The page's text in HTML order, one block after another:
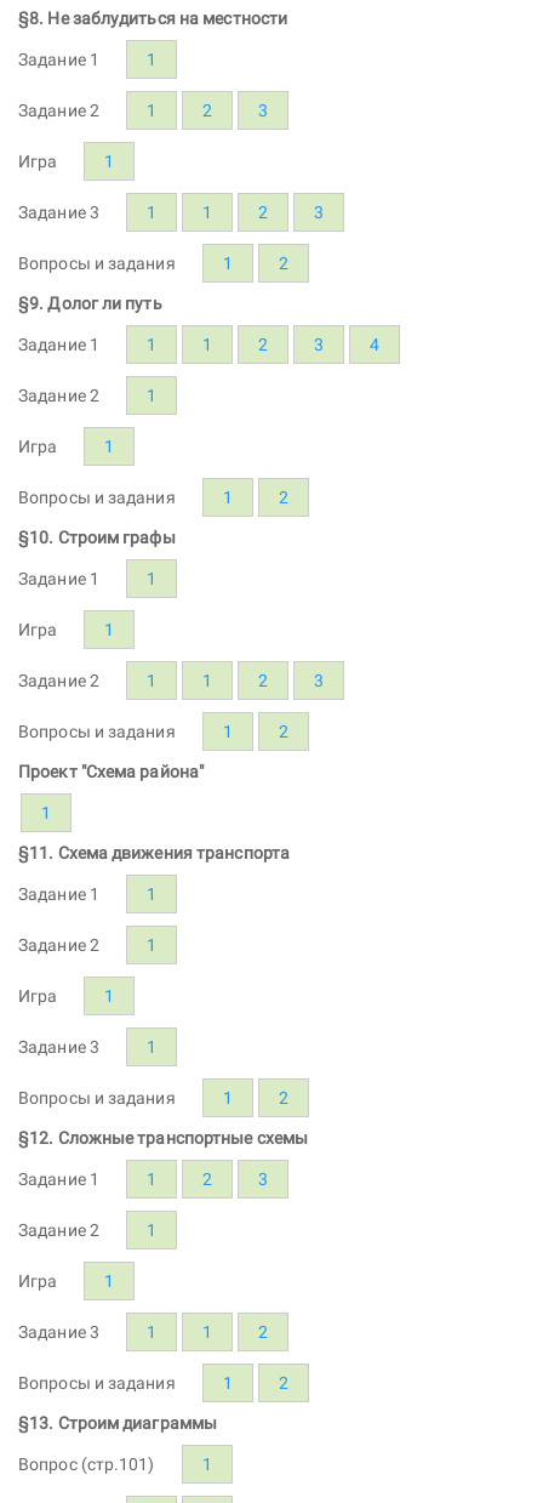
§8. Не заблудиться на местности
Задание 1 1
Задание 2 1 2 3
Игра 1
Задание 3 1 1 2 3
Вопросы и задания 1 2
§9. Долог ли путь
Задание 1 1 1 2 3 4
Задание 2 1
Игра 1
Вопросы и задания 1 2
§10. Строим графы
Задание 1 1
Игра 1
Задание 2 1 1 2 3
Вопросы и задания 1 2
Проект "Схема района"
1
§11. Схема движения транспорта
Задание 1 1
Задание 2 1
Игра 1
Задание 3 1
Вопросы и задания 1 2
§12. Сложные транспортные схемы
Задание 1 1 2 3
Задание 2 1
Игра 1
Задание 3 1 1 2
Вопросы и задания 1 2
§13. Строим диаграммы
Вопрос (стр.101) 1